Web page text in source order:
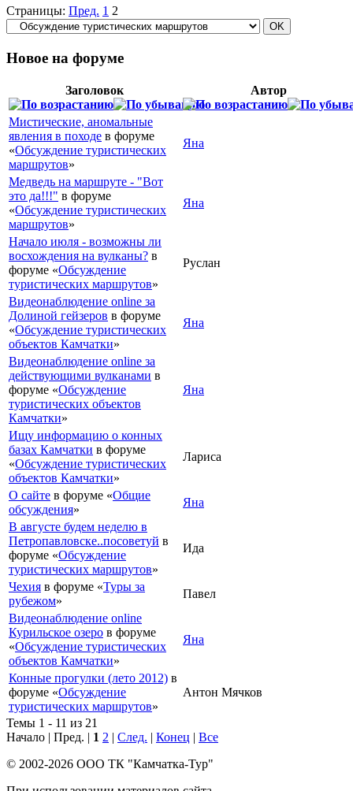
Страницы: Пред. 1 2
Новое на форуме
Заголовок Автор
Мистические, аномальные
явления в походе в форуме
«Обсуждение туристических
маршрутов»
Яна
Медведь на маршруте - "Вот
это да!!!" в форуме
«Обсуждение туристических
маршрутов»
Яна
Начало июля - возможны ли
восхождения на вулканы? в
форуме «Обсуждение
туристических маршрутов»
Руслан
Видеонаблюдение online за
Долиной гейзеров в форуме
«Обсуждение туристических
объектов Камчатки»
Яна
Видеонаблюдение online за
действующими вулканами в
форуме «Обсуждение
туристических объектов
Камчатки»
Яна
Ищу информацию о конных
базах Камчатки в форуме
«Обсуждение туристических
объектов Камчатки»
Лариса
О сайте в форуме «Общие
обсуждения»
Яна
В августе будем неделю в
Петропавловске..посоветуй в
форуме «Обсуждение
туристических маршрутов»
Ида
Чехия в форуме «Туры за
рубежом»
Павел
Видеонаблюдение online
Курильское озеро в форуме
«Обсуждение туристических
объектов Камчатки»
Яна
Конные прогулки (лето 2012) в
форуме «Обсуждение
туристических маршрутов»
Антон Мячков
Темы 1 - 11 из 21
Начало | Пред. | 1 2 | След. | Конец | Все
© 2002-2026 ООО ТК "Камчатка-Тур"